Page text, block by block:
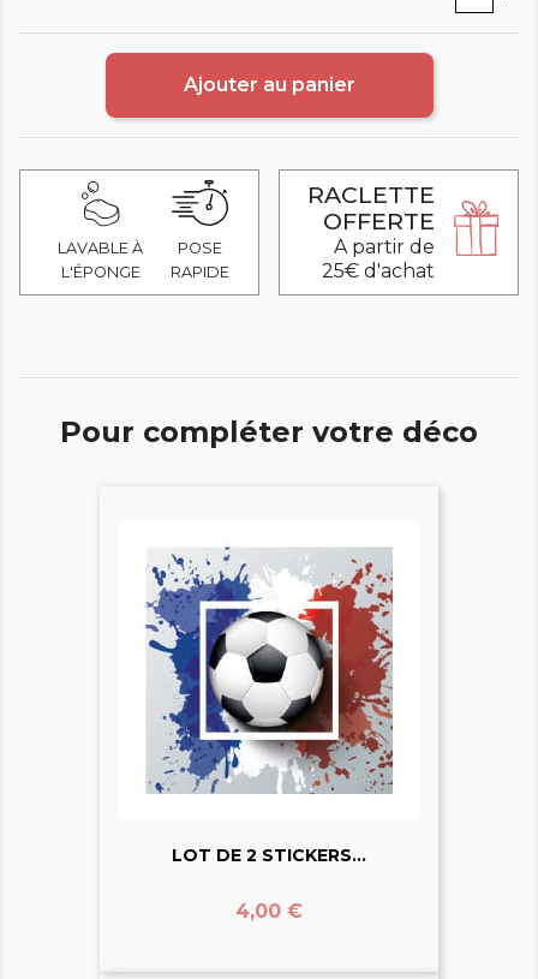
Ajouter au panier
LAVABLE À
L'ÉPONGE
POSE
RAPIDE
RACLETTE
OFFERTE
A partir de
25€ d'achat
Pour compléter votre déco
LOT DE 2 STICKERS...
Prix
4,00 €